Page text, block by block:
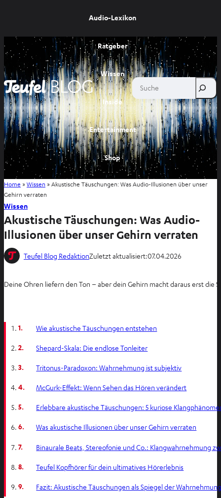
Audio-Lexikon
Ratgeber
Wissen
Inside
Entertainment
Shop
Suche
Home »Wissen »Akustische Täuschungen: Was Audio-Illusionen über unser
Gehirn verraten
Wissen
Akustische Täuschungen: Was Audio-
Illusionen über unser Gehirn verraten
Teufel Blog RedaktionZuletzt aktualisiert:07.04.2026
Deine Ohren liefern den Ton – aber dein Gehirn macht daraus erst
1. Wie akustische Täuschungen entstehen
2. Shepard-Skala: Die endlose Tonleiter
3. Tritonus-Paradoxon: Wahrnehmung ist subjektiv
4. McGurk-Effekt: Wenn Sehen das Hören verändert
5. Erlebbare akustische Täuschungen: 5 kuriose
6. Was akustische Illusionen über unser Gehirn verraten
7. Binaurale Beats, Stereofonie und Co.: Klangwahrnehmung
8. Teufel Kopfhörer für dein ultimatives Hörerlebnis
9. Fazit: Akustische Täuschungen als Spiegel der